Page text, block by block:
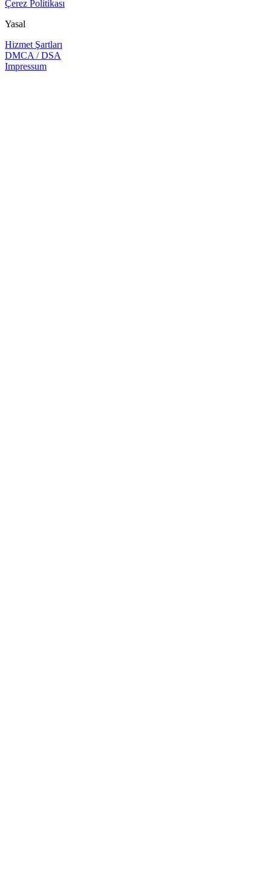
Çerez Politikası
Yasal
Hizmet Şartları
DMCA / DSA
Impressum